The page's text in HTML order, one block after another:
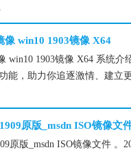
win10 1903镜像 X64
win10 1903镜像 X64 系统介
能，助力你追逐激情、建立
原版_msdn ISO镜像文
原版_msdn ISO镜像文件 。